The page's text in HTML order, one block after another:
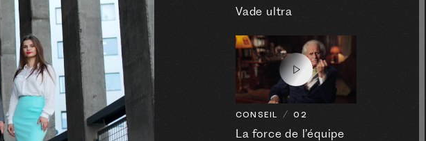
Vade ultra
CONSEIL 02
La force de l’équipe